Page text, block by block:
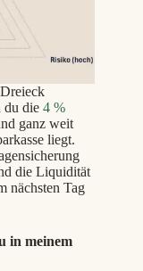
du die 4 %
ganz weit
liegt.
die Liquidität
nächsten Tag
in meinem